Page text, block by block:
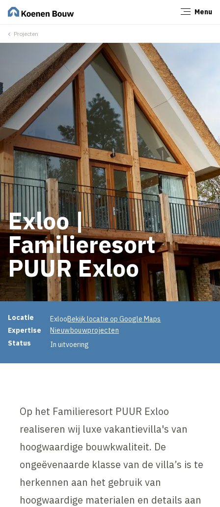
Menu
Projecten
Exloo |
Familieresort
PUUR Exloo
Projectinformatie
Locatie ExlooBekijk locatie op Google Maps
Expertise
Nieuwbouwprojecten
Status
In uitvoering
Op het Familieresort PUUR Exloo
realiseren wij luxe vakantievilla's van
hoogwaardige bouwkwaliteit. De
ongeëvenaarde klasse van de villa’s is te
herkennen aan het gebruik van
hoogwaardige materialen en details aan
Sluiten